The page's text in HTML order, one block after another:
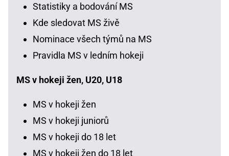
Statistiky a bodování MS
Kde sledovat MS živě
Nominace všech týmů na MS
Pravidla MS v ledním hokeji
MS v hokeji žen, U20, U18
MS v hokeji žen
MS v hokeji juniorů
MS v hokeji do 18 let
MS v hokeji žen do 18 let